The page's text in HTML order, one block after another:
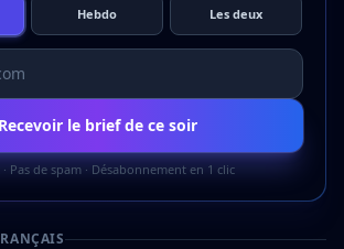
Hebdo Les deux
Recevoir le brief de ce soir
Pas de spam · Désabonnement en 1 clic